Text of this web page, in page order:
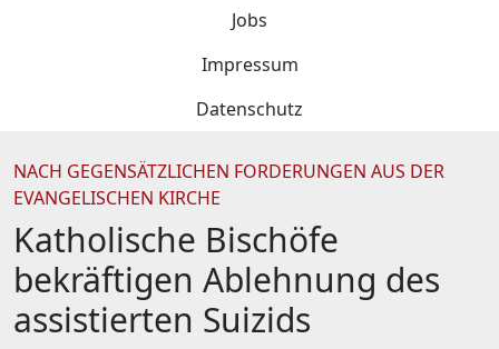
Jobs
Impressum
Datenschutz
NACH GEGENSÄTZLICHEN FORDERUNGEN AUS DER
EVANGELISCHEN KIRCHE
Katholische Bischöfe
bekräftigen Ablehnung des
assistierten Suizids